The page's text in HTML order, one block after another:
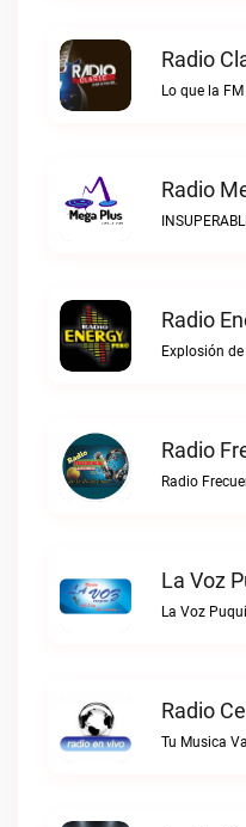
Radio
Lo que la
Radio
Explosión
Radio
Radio
La Voz
La Voz
Radio
Tu Musica